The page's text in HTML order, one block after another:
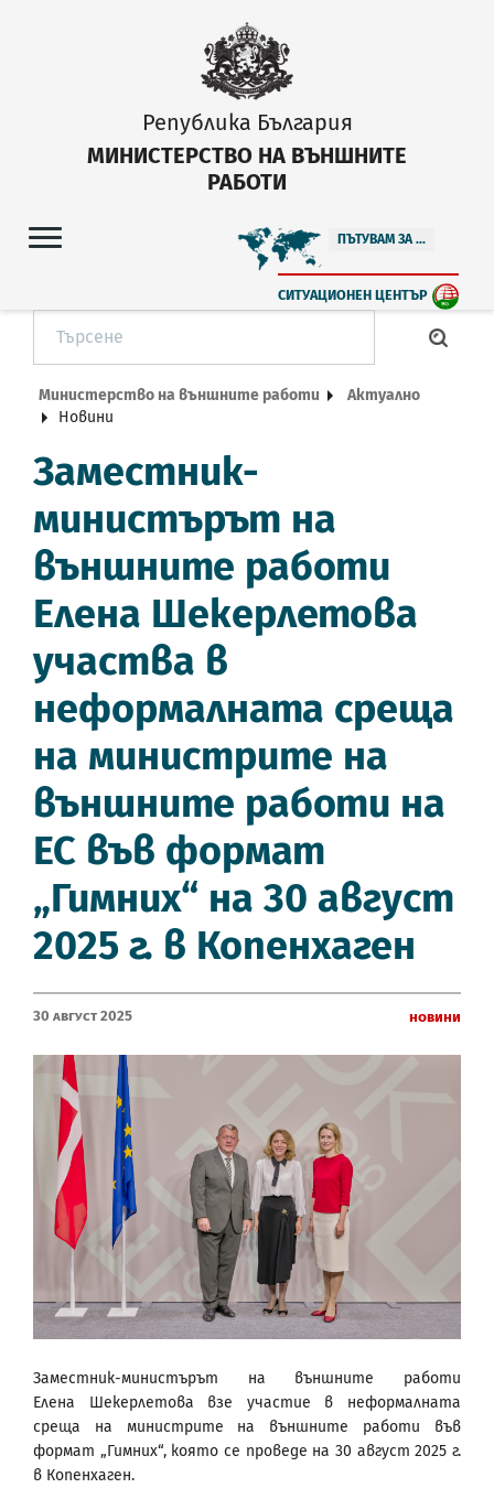
Република България
МИНИСТЕРСТВО НА ВЪНШНИТЕ
РАБОТИ
ПЪТУВАМ ЗА ...
СИТУАЦИОНЕН ЦЕНТЪР
Министерство на външните работи
Актуално
Новини
Заместник-
министърът на
външните работи
Елена Шекерлетова
участва в
неформалната среща
на министрите на
външните работи на
ЕС във формат
„Гимних“ на 30 август
2025 г. в Копенхаген
30 Август 2025 Новини
Заместник-министърът на външните работи
Елена Шекерлетова взе участие в неформалната
среща на министрите на външните работи във
формат „Гимних“, която се проведе на 30 август 2025 г.
в Копенхаген.